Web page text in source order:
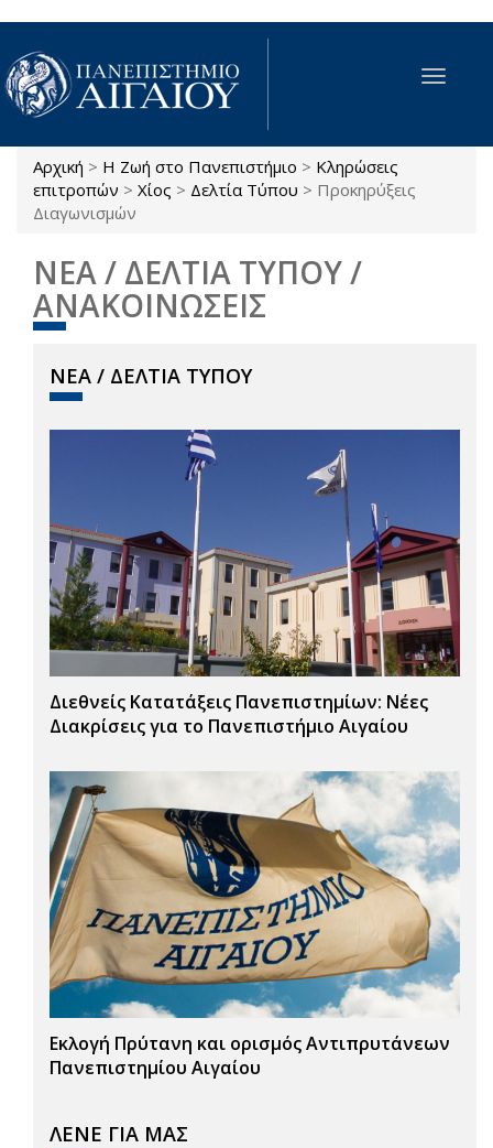
Παράκαμψη προς το κυρίως περιεχόμενο
Toggle
Είστε εδώ
Αρχική > Η Ζωή στο Πανεπιστήμιο > Κληρώσεις
επιτροπών > Χίος > Δελτία Τύπου > Προκηρύξεις
Διαγωνισμών
ΝΕΑ / ΔΕΛΤΙΑ ΤΥΠΟΥ /
ΑΝΑΚΟΙΝΩΣΕΙΣ
ΝΕΑ / ΔΕΛΤΙΑ ΤΥΠΟΥ
Διεθνείς Κατατάξεις Πανεπιστημίων: Νέες
Διακρίσεις για το Πανεπιστήμιο Αιγαίου
Εκλογή Πρύτανη και ορισμός Αντιπρυτάνεων
Πανεπιστημίου Αιγαίου
ΛΕΝΕ ΓΙΑ ΜΑΣ